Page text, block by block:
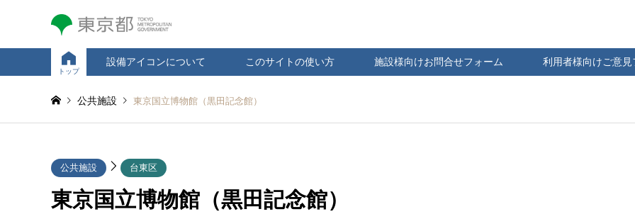
トップ
設備アイコンについて このサイトの使い方 施設様向けお問合せフォーム 利用者様向けご意見
公共施設 東京国立博物館（黒田記念館）
公共施設 台東区
東京国立博物館（黒田記念館）